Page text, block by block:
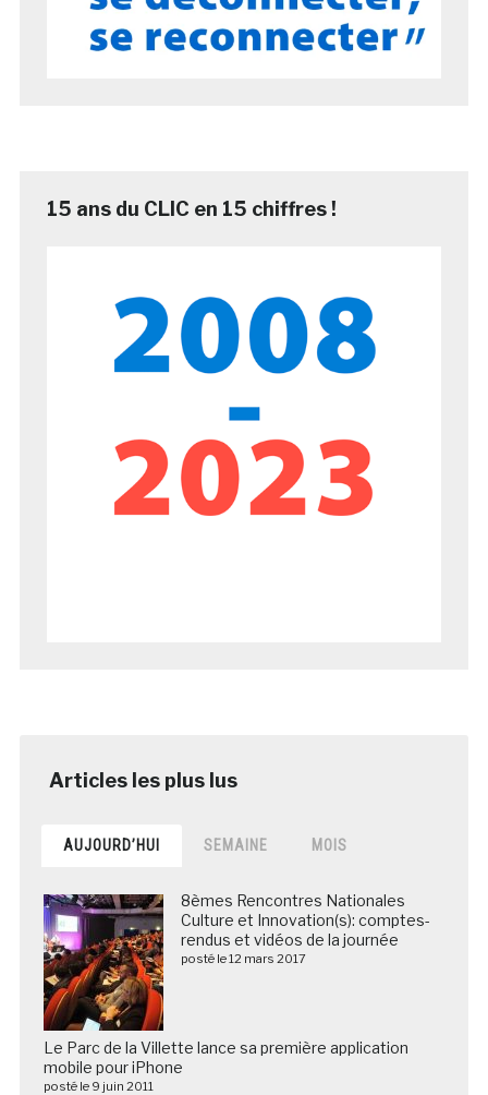
15 ans du CLIC en 15 chiffres !
AUJOURD’HUI SEMAINE MOIS
8èmes Rencontres Nationales
Culture et Innovation(s): comptes-
rendus et vidéos de la journée
posté le 12 mars 2017
Le Parc de la Villette lance sa première application
mobile pour iPhone
posté le 9 juin 2011